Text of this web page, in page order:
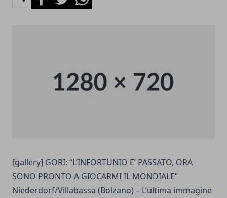
[gallery] GORI: “L’INFORTUNIO E’ PASSATO, ORA
SONO PRONTO A GIOCARMI IL MONDIALE”
Niederdorf/Villabassa (Bolzano) – L’ultima immagine